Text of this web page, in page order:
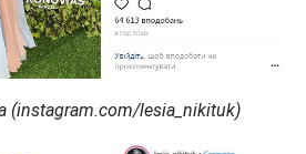
(instagram.com/lesia_nikituk)